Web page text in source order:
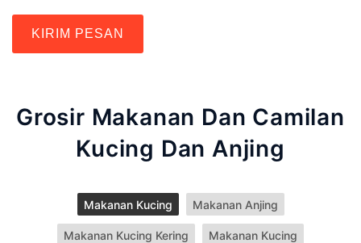
KIRIM PESAN
Grosir Makanan Dan Camilan
Kucing Dan Anjing
Makanan Kucing Makanan Anjing
Makanan Kucing Kering Makanan Kucing